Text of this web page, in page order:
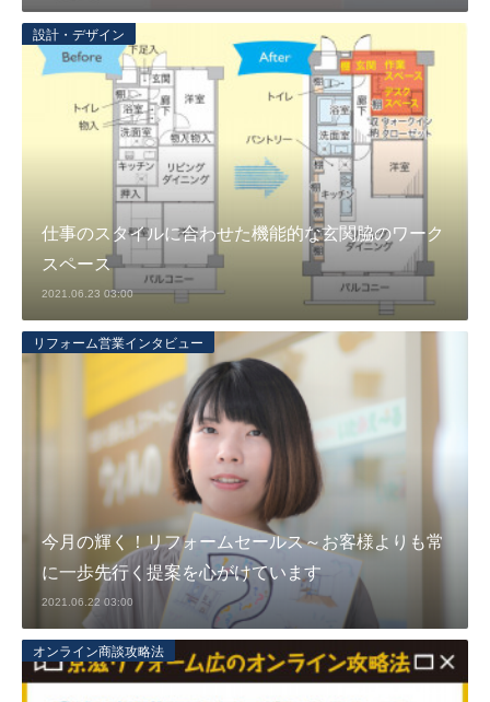
設計・デザイン
仕事のスタイルに合わせた機能的な玄関脇のワーク
スペース
2021.06.23 03:00
リフォーム営業インタビュー
今月の輝く！リフォームセールス～お客様よりも常
に一歩先行く提案を心がけています
2021.06.22 03:00
オンライン商談攻略法